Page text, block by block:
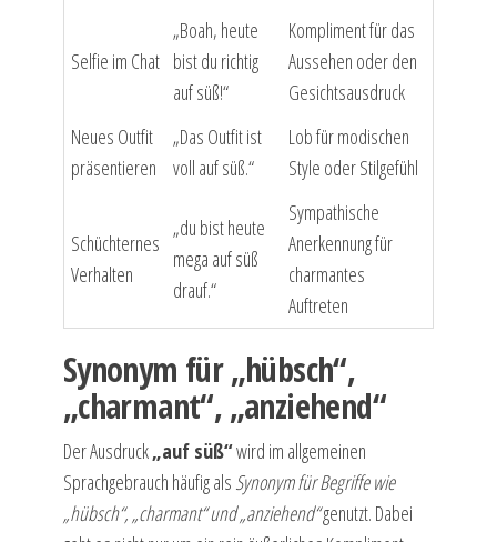
Selfie im Chat
„Boah, heute
bist du richtig
auf süß!“
Kompliment für das
Aussehen oder den
Gesichtsausdruck
Neues Outfit
präsentieren
„Das Outfit ist
voll auf süß.“
Lob für modischen
Style oder Stilgefühl
Schüchternes
Verhalten
„du bist heute
mega auf süß
drauf.“
Sympathische
Anerkennung für
charmantes
Auftreten
Synonym für „hübsch“,
„charmant“, „anziehend“
Der Ausdruck„auf süß“wird im allgemeinen
Sprachgebrauch häufig als Synonym für Begriffe wie
„hübsch“, „charmant“ und „anziehend“genutzt. Dabei